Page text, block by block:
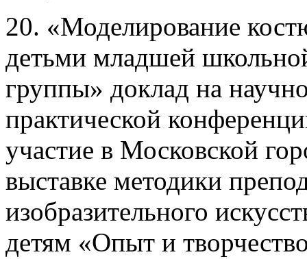
20. «Моделирование
детьми младшей
группы» доклад на
практической
участие в Московской
выставке методики
изобразительного
детям «Опыт и